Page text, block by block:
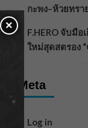
กะพง–ห้วยทรา
F.HERO จับมือ
ใหม่สุดสตรอง
Meta
Log in
×